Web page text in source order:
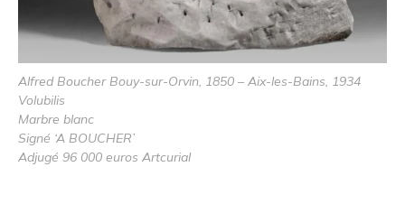
Alfred Boucher Bouy-sur-Orvin, 1850 – Aix-les-Bains, 1934
Volubilis
Marbre blanc
Signé ‘A BOUCHER’
Adjugé 96 000 euros Artcurial